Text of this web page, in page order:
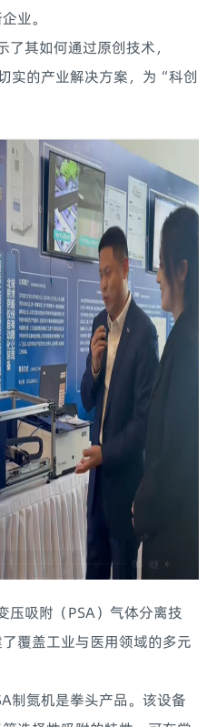
业。
其如何通过原创技术，
实的产业解决方案，为“科创
吸附（PSA）气体分离技
覆盖工业与医用领域的多元
氮机是拳头产品。该设备